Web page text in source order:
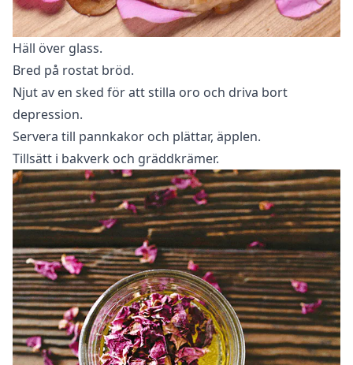
Häll över glass.
Bred på rostat bröd.
Njut av en sked för att stilla oro och driva bort
depression.
Servera till pannkakor och plättar, äpplen.
Tillsätt i bakverk och gräddkrämer.